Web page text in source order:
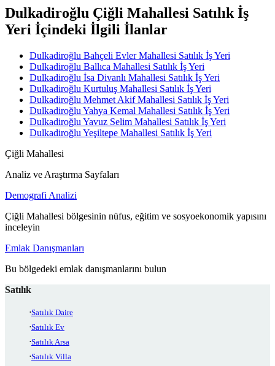
Dulkadiroğlu Çiğli Mahallesi Satılık İş
Yeri İçindeki İlgili İlanlar
Dulkadiroğlu Bahçeli Evler Mahallesi Satılık İş Yeri
Dulkadiroğlu Ballıca Mahallesi Satılık İş Yeri
Dulkadiroğlu İsa Divanlı Mahallesi Satılık İş Yeri
Dulkadiroğlu Kurtuluş Mahallesi Satılık İş Yeri
Dulkadiroğlu Mehmet Akif Mahallesi Satılık İş Yeri
Dulkadiroğlu Yahya Kemal Mahallesi Satılık İş Yeri
Dulkadiroğlu Yavuz Selim Mahallesi Satılık İş Yeri
Dulkadiroğlu Yeşiltepe Mahallesi Satılık İş Yeri
Çiğli Mahallesi
Analiz ve Araştırma Sayfaları
Demografi Analizi
Çiğli Mahallesi bölgesinin nüfus, eğitim ve sosyoekonomik yapısını
inceleyin
Emlak Danışmanları
Bu bölgedeki emlak danışmanlarını bulun
Satılık
Satılık Daire
Satılık Ev
Satılık Arsa
Satılık Villa